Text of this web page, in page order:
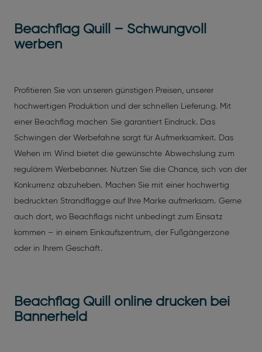
Beachflag Quill – Schwungvoll
werben
Profitieren Sie von unseren günstigen Preisen, unserer
hochwertigen Produktion und der schnellen Lieferung. Mit
einer Beachflag machen Sie garantiert Eindruck. Das
Schwingen der Werbefahne sorgt für Aufmerksamkeit. Das
Wehen im Wind bietet die gewünschte Abwechslung zum
regulärem Werbebanner. Nutzen Sie die Chance, sich von der
Konkurrenz abzuheben. Machen Sie mit einer hochwertig
bedruckten Strandflagge auf Ihre Marke aufmerksam. Gerne
auch dort, wo Beachflags nicht unbedingt zum Einsatz
kommen – in einem Einkaufszentrum, der Fußgängerzone
oder in Ihrem Geschäft.
Beachflag Quill online drucken bei
Bannerheld